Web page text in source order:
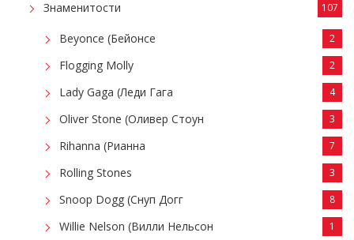
Знаменитости 107
Beyonce (Бейонсе 2
Flogging Molly 2
Lady Gaga (Леди Гага 4
Oliver Stone (Оливер Стоун 3
Rihanna (Рианна 7
Rolling Stones 3
Snoop Dogg (Снуп Догг 8
Willie Nelson (Вилли Нельсон 1